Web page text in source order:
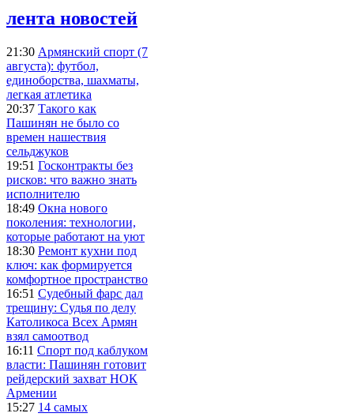
лента новостей
21:30 Армянский спорт (7
августа): футбол,
единоборства, шахматы,
легкая атлетика
20:37 Такого как
Пашинян не было со
времен нашествия
сельджуков
19:51 Госконтракты без
рисков: что важно знать
исполнителю
18:49 Окна нового
поколения: технологии,
которые работают на уют
18:30 Ремонт кухни под
ключ: как формируется
комфортное пространство
16:51 Судебный фарс дал
трещину: Судья по делу
Католикоса Всех Армян
взял самоотвод
16:11 Спорт под каблуком
власти: Пашинян готовит
рейдерский захват НОК
Армении
15:27 14 самых